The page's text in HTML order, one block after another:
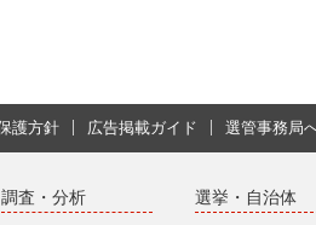
護方針 広告掲載ガイド 選管事務局
調査・分析 選挙・自治体